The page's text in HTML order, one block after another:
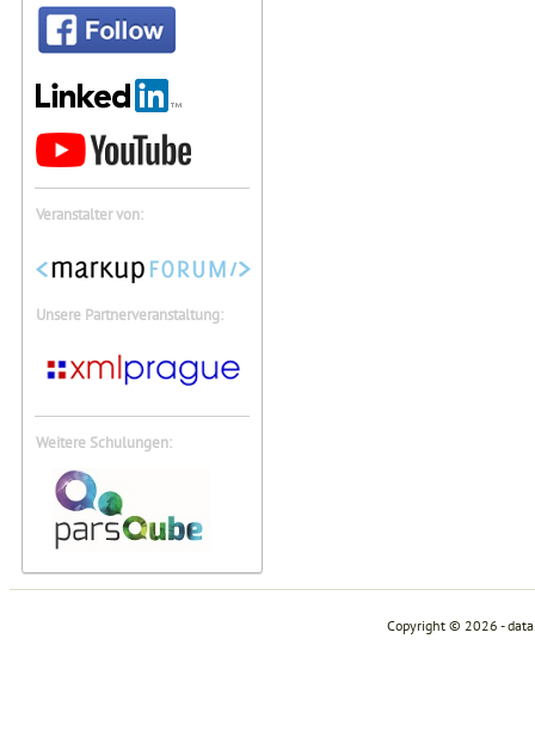
Veranstalter von:
Unsere Partnerveranstaltung:
Weitere Schulungen:
Copyright © 2026 -